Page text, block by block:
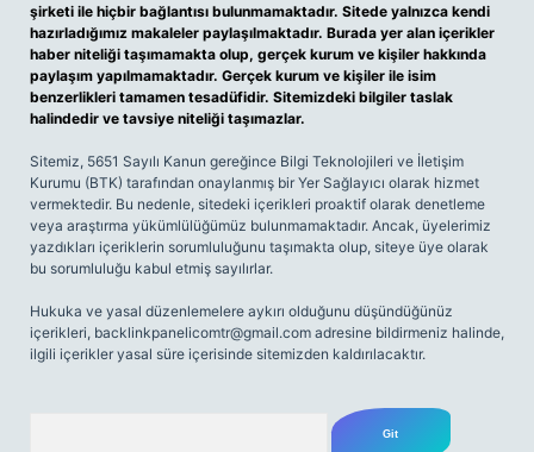
şirketi ile hiçbir bağlantısı bulunmamaktadır. Sitede yalnızca kendi
hazırladığımız makaleler paylaşılmaktadır. Burada yer alan içerikler
haber niteliği taşımamakta olup, gerçek kurum ve kişiler hakkında
paylaşım yapılmamaktadır. Gerçek kurum ve kişiler ile isim
benzerlikleri tamamen tesadüfidir. Sitemizdeki bilgiler taslak
halindedir ve tavsiye niteliği taşımazlar.
Sitemiz, 5651 Sayılı Kanun gereğince Bilgi Teknolojileri ve İletişim
Kurumu (BTK) tarafından onaylanmış bir Yer Sağlayıcı olarak hizmet
vermektedir. Bu nedenle, sitedeki içerikleri proaktif olarak denetleme
veya araştırma yükümlülüğümüz bulunmamaktadır. Ancak, üyelerimiz
yazdıkları içeriklerin sorumluluğunu taşımakta olup, siteye üye olarak
bu sorumluluğu kabul etmiş sayılırlar.
Hukuka ve yasal düzenlemelere aykırı olduğunu düşündüğünüz
içerikleri, backlinkpanelicomtr@gmail.com adresine bildirmeniz halinde,
ilgili içerikler yasal süre içerisinde sitemizden kaldırılacaktır.